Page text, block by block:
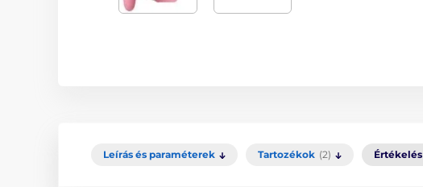
Leírás és paraméterek Tartozékok (2) Értékelés